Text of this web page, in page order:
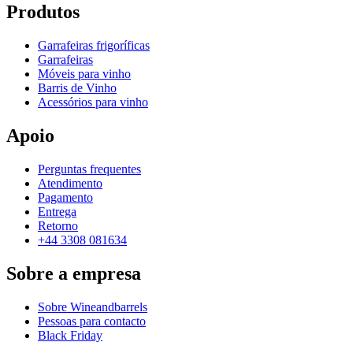
Produtos
Garrafeiras frigoríficas
Garrafeiras
Móveis para vinho
Barris de Vinho
Acessórios para vinho
Apoio
Perguntas frequentes
Atendimento
Pagamento
Entrega
Retorno
+44 3308 081634
Sobre a empresa
Sobre Wineandbarrels
Pessoas para contacto
Black Friday